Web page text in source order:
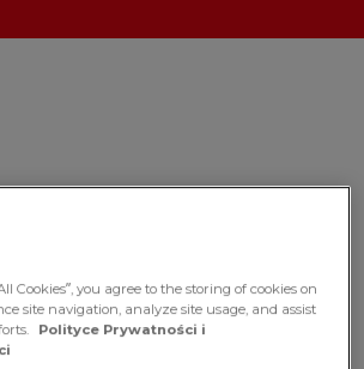
roz­ryw­ki
miejsce, gdzie zabawa nigdy się
Cookies”, you agree to the storing of cookies on
site navigation, analyze site usage, and assist
Polityce Prywatności i